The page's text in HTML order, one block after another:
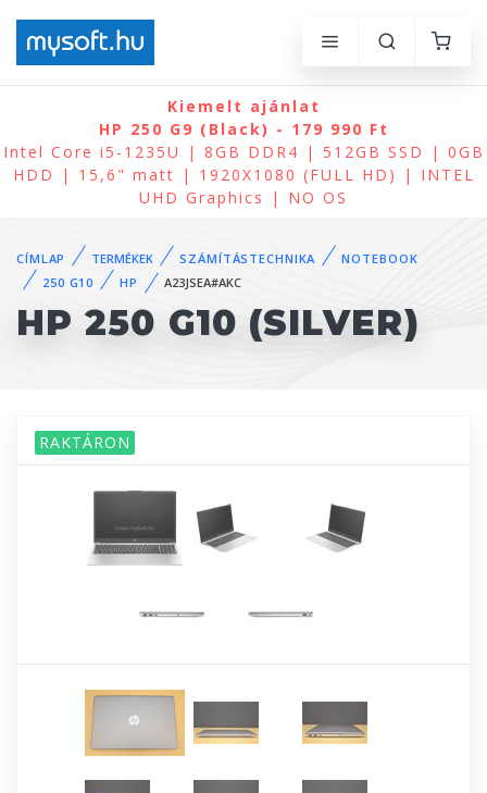
Kiemelt ajánlat
HP 250 G9 (Black) - 179 990 Ft
Intel Core i5-1235U | 8GB DDR4 | 512GB SSD | 0GB
HDD | 15,6" matt | 1920X1080 (FULL HD) | INTEL
UHD Graphics | NO OS
CÍMLAP TERMÉKEK SZÁMÍTÁSTECHNIKA
NOTEBOOK
250 G10
HP A23JSEA#AKC
HP 250 G10 (SILVER)
RAKTÁRON